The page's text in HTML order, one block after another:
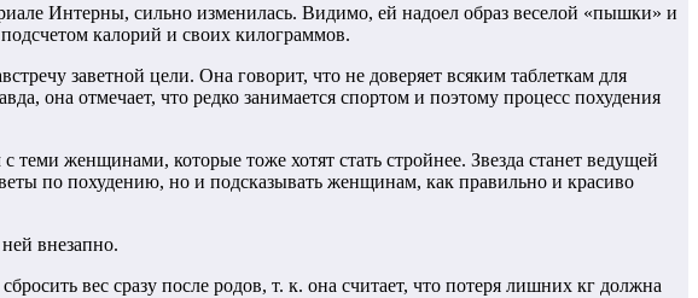
Интерны, сильно изменилась. Видимо, ей надоел образ веселой «пышки» и
калорий и своих килограммов.
заветной цели. Она говорит, что не доверяет всяким таблеткам для
она отмечает, что редко занимается спортом и поэтому процесс похудения
теми женщинами, которые тоже хотят стать стройнее. Звезда станет ведущей
по похудению, но и подсказывать женщинам, как правильно и красиво
внезапно.
вес сразу после родов, т. к. она считает, что потеря лишних кг должна